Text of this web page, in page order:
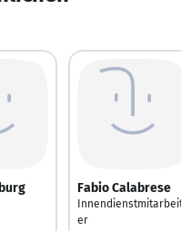
Fabio Calabrese
er